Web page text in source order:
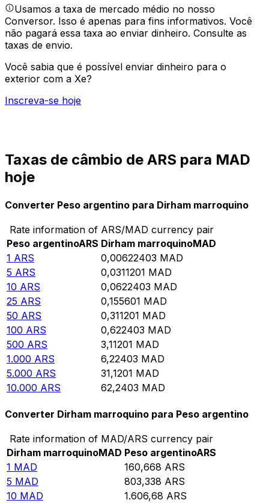
Usamos a taxa de mercado médio no nosso
Conversor. Isso é apenas para fins informativos. Você
não pagará essa taxa ao enviar dinheiro. Consulte as
taxas de envio.
Você sabia que é possível enviar dinheiro para o
exterior com a Xe?
Inscreva-se hoje
Taxas de câmbio de ARS para MAD
hoje
Converter Peso argentino para Dirham marroquino
Rate information of ARS/MAD currency pair
Peso argentinoARS Dirham marroquinoMAD
1 ARS 0,00622403 MAD
5 ARS 0,0311201 MAD
10 ARS 0,0622403 MAD
25 ARS 0,155601 MAD
50 ARS 0,311201 MAD
100 ARS 0,622403 MAD
500 ARS 3,11201 MAD
1.000 ARS 6,22403 MAD
5.000 ARS 31,1201 MAD
10.000 ARS 62,2403 MAD
Converter Dirham marroquino para Peso argentino
Rate information of MAD/ARS currency pair
Dirham marroquinoMAD Peso argentinoARS
1 MAD 160,668 ARS
5 MAD 803,338 ARS
10 MAD 1.606,68 ARS